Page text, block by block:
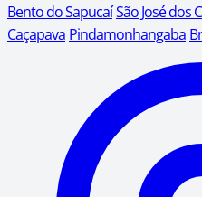
Bento do SapucaíSão José dos
Caçapava Pindamonhangaba